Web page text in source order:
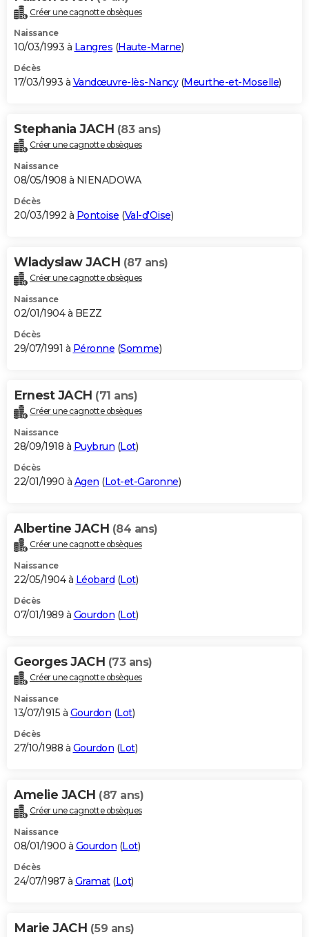
Créer une cagnotte obsèques
Naissance
10/03/1993 à Langres (Haute-Marne)
Décès
17/03/1993 à Vandœuvre-lès-Nancy(Meurthe-et-Moselle)
Stephania JACH (83 ans)
Créer une cagnotte obsèques
Naissance
08/05/1908 à NIENADOWA
Décès
20/03/1992 à Pontoise (Val-d'Oise)
Wladyslaw JACH (87 ans)
Créer une cagnotte obsèques
Naissance
02/01/1904 à BEZZ
Décès
29/07/1991 à Péronne (Somme)
Ernest JACH (71 ans)
Créer une cagnotte obsèques
Naissance
28/09/1918 à Puybrun (Lot)
Décès
22/01/1990 à Agen (Lot-et-Garonne)
Albertine JACH (84 ans)
Créer une cagnotte obsèques
Naissance
22/05/1904 à Léobard (Lot)
Décès
07/01/1989 à Gourdon (Lot)
Georges JACH (73 ans)
Créer une cagnotte obsèques
Naissance
13/07/1915 à Gourdon (Lot)
Décès
27/10/1988 à Gourdon (Lot)
Amelie JACH (87 ans)
Créer une cagnotte obsèques
Naissance
08/01/1900 à Gourdon (Lot)
Décès
24/07/1987 à Gramat(Lot)
Marie JACH (59 ans)